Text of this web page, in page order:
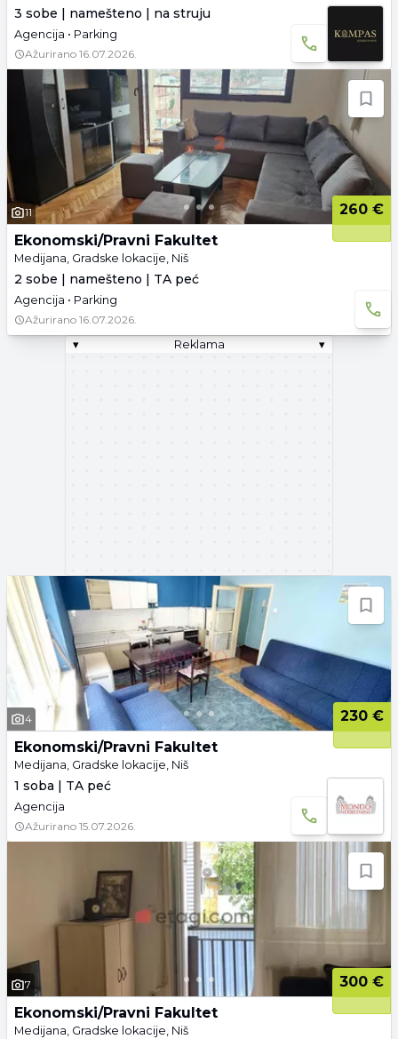
3 sobe | namešteno | na struju
Agencija • Parking
Ažurirano 16.07.2026.
11
260 €
Ekonomski/Pravni Fakultet
Medijana, Gradske lokacije, Niš
2 sobe | namešteno | TA peć
Agencija • Parking
Ažurirano 16.07.2026.
▾
Reklama ▾
4
230 €
Ekonomski/Pravni Fakultet
Medijana, Gradske lokacije, Niš
1 soba | TA peć
Agencija
Ažurirano 15.07.2026.
7
300 €
Ekonomski/Pravni Fakultet
Medijana, Gradske lokacije, Niš